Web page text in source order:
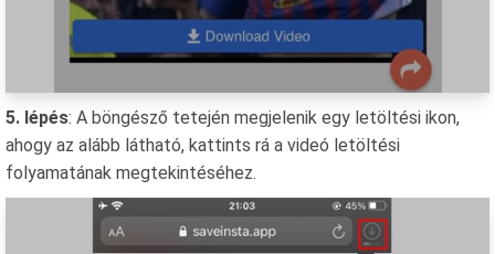
5. lépés: A böngésző tetején megjelenik egy letöltési ikon,
ahogy az alább látható, kattints rá a videó letöltési
folyamatának megtekintéséhez.